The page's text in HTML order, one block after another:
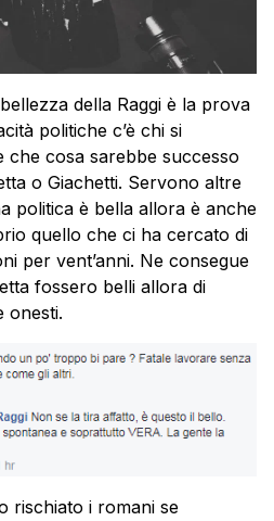
della Raggi è la prova
politiche c’è chi si
che cosa sarebbe successo
o Giachetti. Servono altre
politica è bella allora è anche
quello che ci ha cercato di
per vent’anni. Ne consegue
fossero belli allora di
onesti.
rischiato i romani se